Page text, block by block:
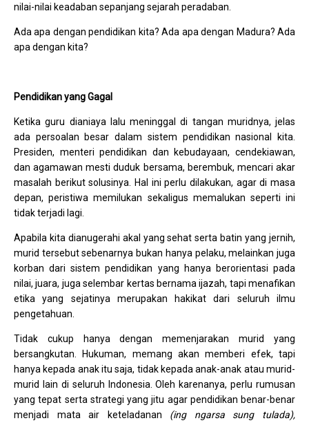
nilai-nilai keadaban sepanjang sejarah peradaban.
Ada apa dengan pendidikan kita? Ada apa dengan Madura? Ada
apa dengan kita?
Pendidikan yang Gagal
Ketika guru dianiaya lalu meninggal di tangan muridnya, jelas
ada persoalan besar dalam sistem pendidikan nasional kita.
Presiden, menteri pendidikan dan kebudayaan, cendekiawan,
dan agamawan mesti duduk bersama, berembuk, mencari akar
masalah berikut solusinya. Hal ini perlu dilakukan, agar di masa
depan, peristiwa memilukan sekaligus memalukan seperti ini
tidak terjadi lagi.
Apabila kita dianugerahi akal yang sehat serta batin yang jernih,
murid tersebut sebenarnya bukan hanya pelaku, melainkan juga
korban dari sistem pendidikan yang hanya berorientasi pada
nilai, juara, juga selembar kertas bernama ijazah, tapi menafikan
etika yang sejatinya merupakan hakikat dari seluruh ilmu
pengetahuan.
Tidak cukup hanya dengan memenjarakan murid yang
bersangkutan. Hukuman, memang akan memberi efek, tapi
hanya kepada anak itu saja, tidak kepada anak-anak atau murid-
murid lain di seluruh Indonesia. Oleh karenanya, perlu rumusan
yang tepat serta strategi yang jitu agar pendidikan benar-benar
menjadi mata air keteladanan (ing ngarsa sung tulada),